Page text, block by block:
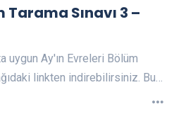
Tarama Sınavı 3 –
uygun Ay'ın Evreleri Bölüm
linkten indirebilirsiniz. Bu…